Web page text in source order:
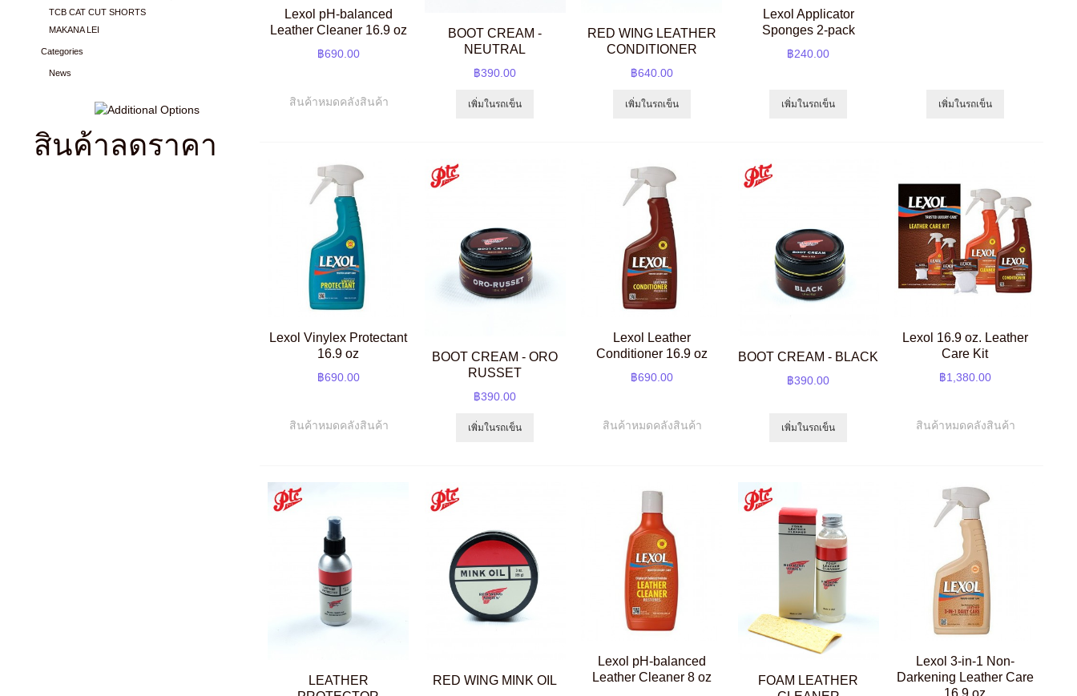
Lexol pH-balanced
Leather Cleaner 16.9 oz
฿690.00
สินค้าหมดคลังสินค้า
BOOT CREAM -
NEUTRAL
฿390.00
เพิ่มในรถเข็น
RED WING LEATHER
CONDITIONER
฿640.00
เพิ่มในรถเข็น
Lexol Applicator
Sponges 2-pack
฿240.00
เพิ่มในรถเข็น เพิ่มในรถเข็น
Lexol Vinylex Protectant
16.9 oz
฿690.00
สินค้าหมดคลังสินค้า
BOOT CREAM - ORO
RUSSET
฿390.00
เพิ่มในรถเข็น
Lexol Leather
Conditioner 16.9 oz
฿690.00
สินค้าหมดคลังสินค้า
BOOT CREAM - BLACK
฿390.00
เพิ่มในรถเข็น
Lexol 16.9 oz. Leather
Care Kit
฿1,380.00
สินค้าหมดคลังสินค้า
LEATHER
RED WING MINK OIL
Lexol pH-balanced
Leather Cleaner 8 oz
FOAM LEATHER
Lexol 3-in-1 Non-
Darkening Leather Care
16.9 oz
TCB CAT CUT SHORTS
MAKANA LEI
Categories
News
สินค้าลดราคา